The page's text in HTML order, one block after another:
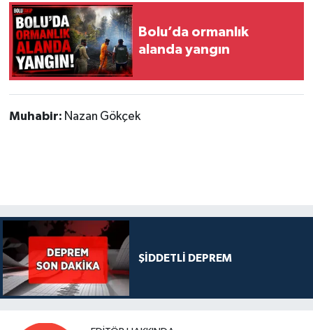
Bolu’da ormanlık
alanda yangın
Muhabir: Nazan Gökçek
ŞİDDETLİ DEPREM